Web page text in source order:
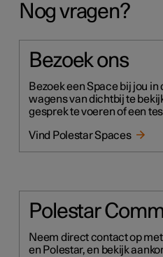
Nog vragen?
Bezoek ons
Bezoek een Space bij jou
wagens van dichtbij te
gesprek te voeren of een
Vind Polestar Spaces
Polestar
Neem direct contact op
en Polestar, en bekijk